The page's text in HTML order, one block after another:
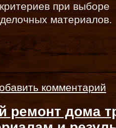
при выборе
материалов.
комментарий
ремонт дома